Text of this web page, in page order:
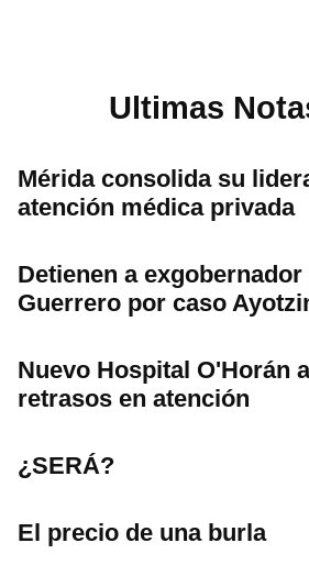
Ultimas
Mérida consolida su
atención médica privada
Detienen a exgobernador
Guerrero por caso
Nuevo Hospital O'Horán
retrasos en atención
¿SERÁ?
El precio de una burla